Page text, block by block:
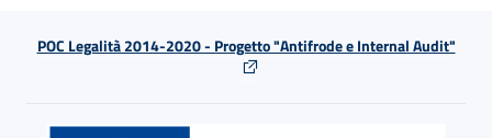
POC Legalità 2014-2020 - Progetto "Antifrode e Internal Audit"